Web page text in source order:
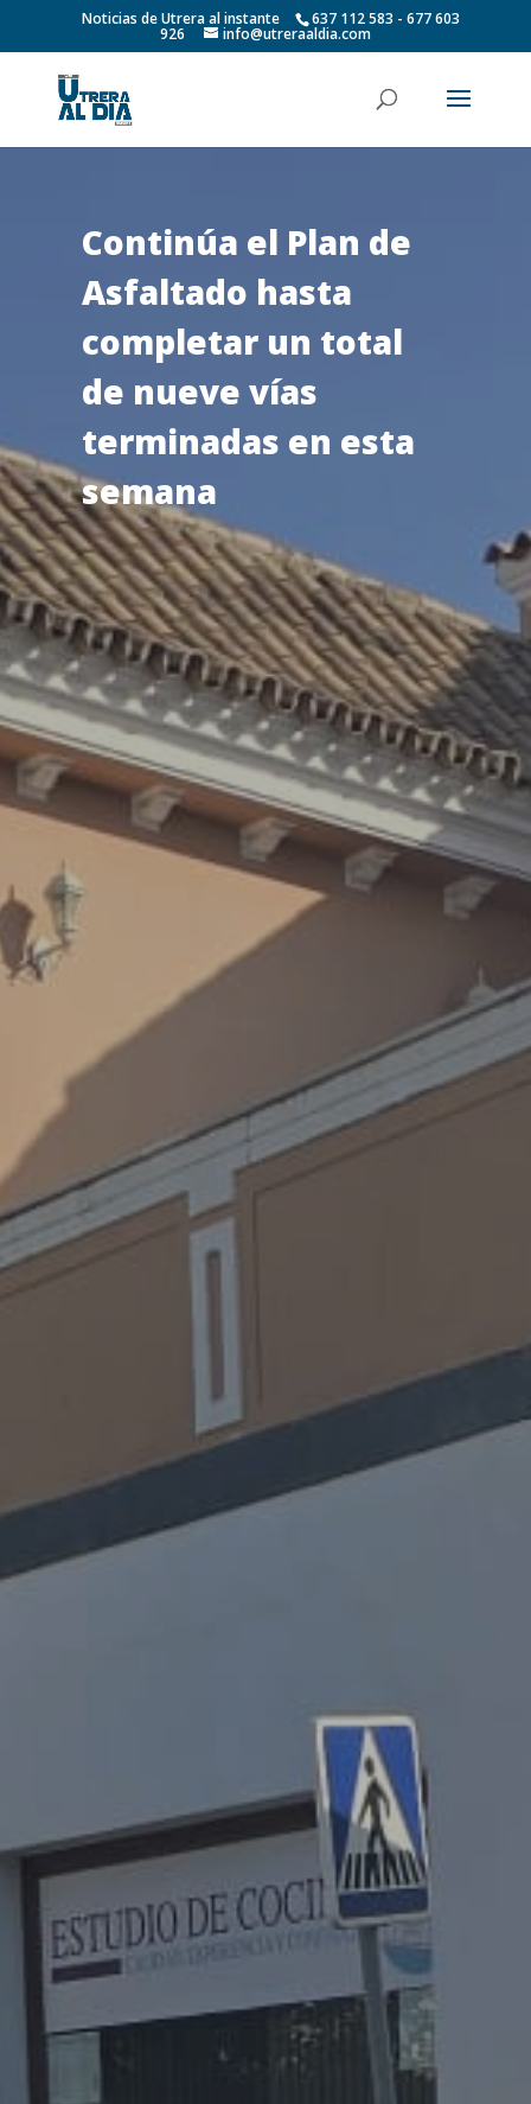
Noticias de Utrera al instante 637 112 583 - 677 603
926 info@utreraaldia.com
Continúa el Plan de
Asfaltado hasta
completar un total
de nueve vías
terminadas en esta
semana